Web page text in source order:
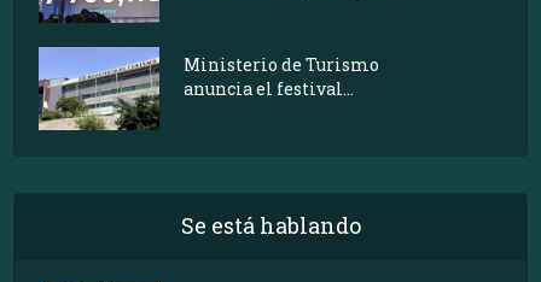
Ministerio de Turismo
anuncia el festival...
Se está hablando